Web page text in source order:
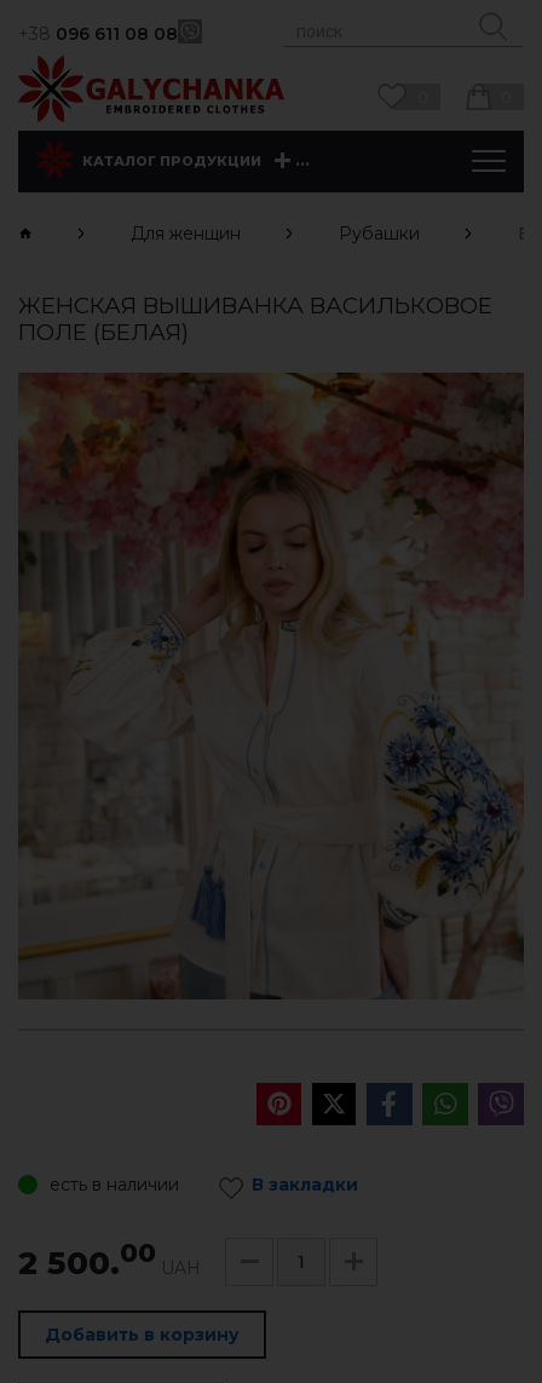
+38 096 611 08 08
КАТАЛОГ ПРОДУКЦИИ ...
Для женщин Рубашки
ЖЕНСКАЯ ВЫШИВАНКА ВАСИЛЬКОВОЕ
ПОЛЕ (БЕЛАЯ)
есть в наличии В закладки
2 500.00 UAH
Добавить в корзину